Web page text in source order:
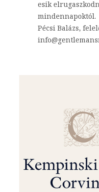
esik
mindennapoktól.
Pécsi Balázs,